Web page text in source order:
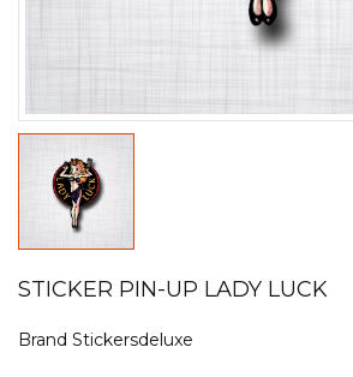
STICKER PIN-UP LADY LUCK
Brand Stickersdeluxe